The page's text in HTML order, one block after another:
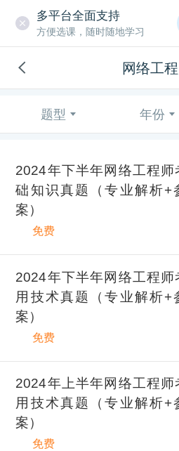
多平台全面支持
方便选课，随时随地学习
网络工
题型 年份
2024年下半年网络工程师
础知识真题（专业解析+
案）
免费
2024年下半年网络工程师
用技术真题（专业解析+
案）
免费
2024年上半年网络工程师
用技术真题（专业解析+
案）
免费